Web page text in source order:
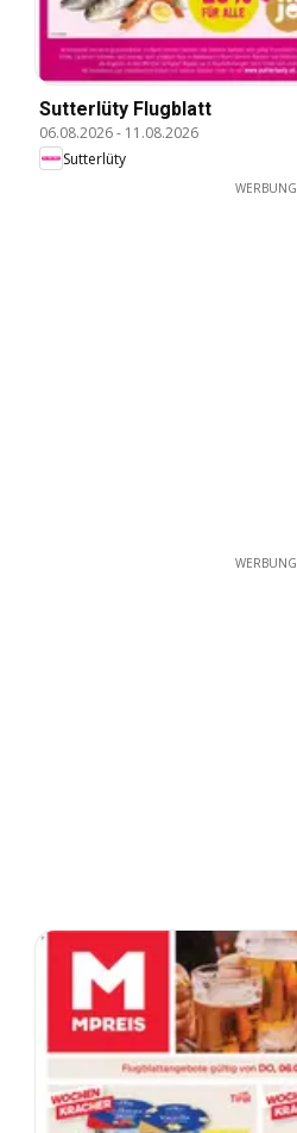
Sutterlüty Flugblatt
06.08.2026- 11.08.2026
Sutterlüty
WERBUNG
WERBUNG